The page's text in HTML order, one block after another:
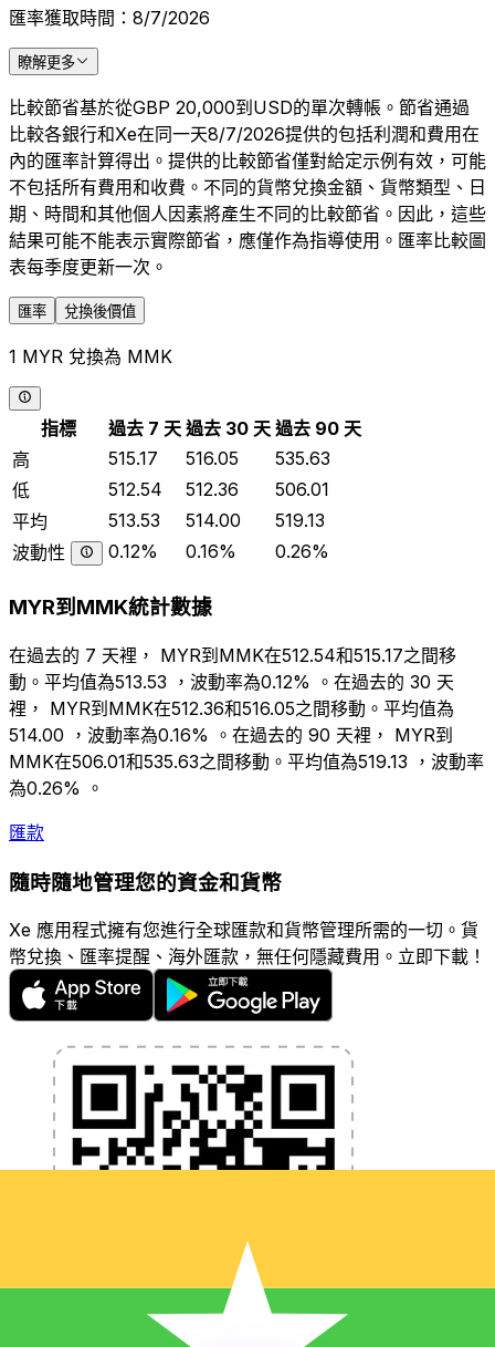
匯率獲取時間：8/7/2026
瞭解更多
比較節省基於從GBP 20,000到USD的單次轉帳。節省通過
比較各銀行和Xe在同一天8/7/2026提供的包括利潤和費用在
內的匯率計算得出。提供的比較節省僅對給定示例有效，可能
不包括所有費用和收費。不同的貨幣兌換金額、貨幣類型、日
期、時間和其他個人因素將產生不同的比較節省。因此，這些
結果可能不能表示實際節省，應僅作為指導使用。匯率比較圖
表每季度更新一次。
匯率 兌換後價值
1 MYR 兌換為 MMK
指標 過去 7 天 過去 30 天 過去 90 天
高
515.17 516.05
535.63
低
512.54 512.36
506.01
平均
513.53 514.00
519.13
波動性
0.12% 0.16% 0.26%
MYR到MMK統計數據
在過去的 7 天裡， MYR到MMK在512.54和515.17之間移
動。平均值為513.53 ，波動率為0.12% 。在過去的 30 天
裡， MYR到MMK在512.36和516.05之間移動。平均值為
514.00 ，波動率為0.16% 。在過去的 90 天裡， MYR到
MMK在506.01和535.63之間移動。平均值為519.13 ，波動率
為0.26% 。
匯款
隨時隨地管理您的資金和貨幣
Xe 應用程式擁有您進行全球匯款和貨幣管理所需的一切。貨
幣兌換、匯率提醒、海外匯款，無任何隱藏費用。立即下載！